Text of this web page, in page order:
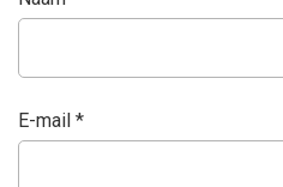
E-mail *